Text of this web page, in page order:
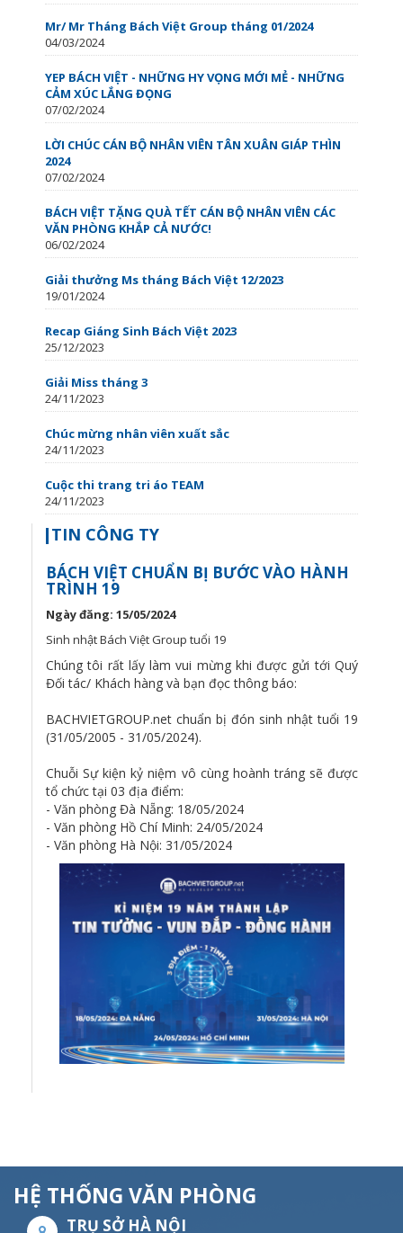
Mr/ Mr Tháng Bách Việt Group tháng 01/2024
04/03/2024
YEP BÁCH VIỆT - NHỮNG HY VỌNG MỚI MẺ - NHỮNG
CẢM XÚC LẮNG ĐỌNG
07/02/2024
LỜI CHÚC CÁN BỘ NHÂN VIÊN TÂN XUÂN GIÁP THÌN
2024
07/02/2024
BÁCH VIỆT TẶNG QUÀ TẾT CÁN BỘ NHÂN VIÊN CÁC
VĂN PHÒNG KHẮP CẢ NƯỚC!
06/02/2024
Giải thưởng Ms tháng Bách Việt 12/2023
19/01/2024
Recap Giáng Sinh Bách Việt 2023
25/12/2023
Giải Miss tháng 3
24/11/2023
Chúc mừng nhân viên xuất sắc
24/11/2023
Cuộc thi trang tri áo TEAM
24/11/2023
TIN CÔNG TY
BÁCH VIỆT CHUẨN BỊ BƯỚC VÀO HÀNH
TRÌNH 19
Ngày đăng: 15/05/2024
Sinh nhật Bách Việt Group tuổi 19
Chúng tôi rất lấy làm vui mừng khi được gửi tới Quý
Đối tác/ Khách hàng và bạn đọc thông báo:
️BACHVIETGROUP.net chuẩn bị đón sinh nhật tuổi 19
(31/05/2005 - 31/05/2024). ️
️Chuỗi Sự kiện kỷ niệm vô cùng hoành tráng sẽ được
tổ chức tại 03 địa điểm:
- Văn phòng Đà Nẵng: 18/05/2024
- Văn phòng Hồ Chí Minh: 24/05/2024
- Văn phòng Hà Nội: 31/05/2024
HỆ THỐNG VĂN PHÒNG
TRỤ SỞ HÀ NỘI